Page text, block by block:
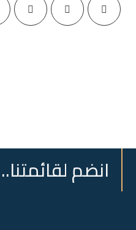
انضم لقائمتنا..